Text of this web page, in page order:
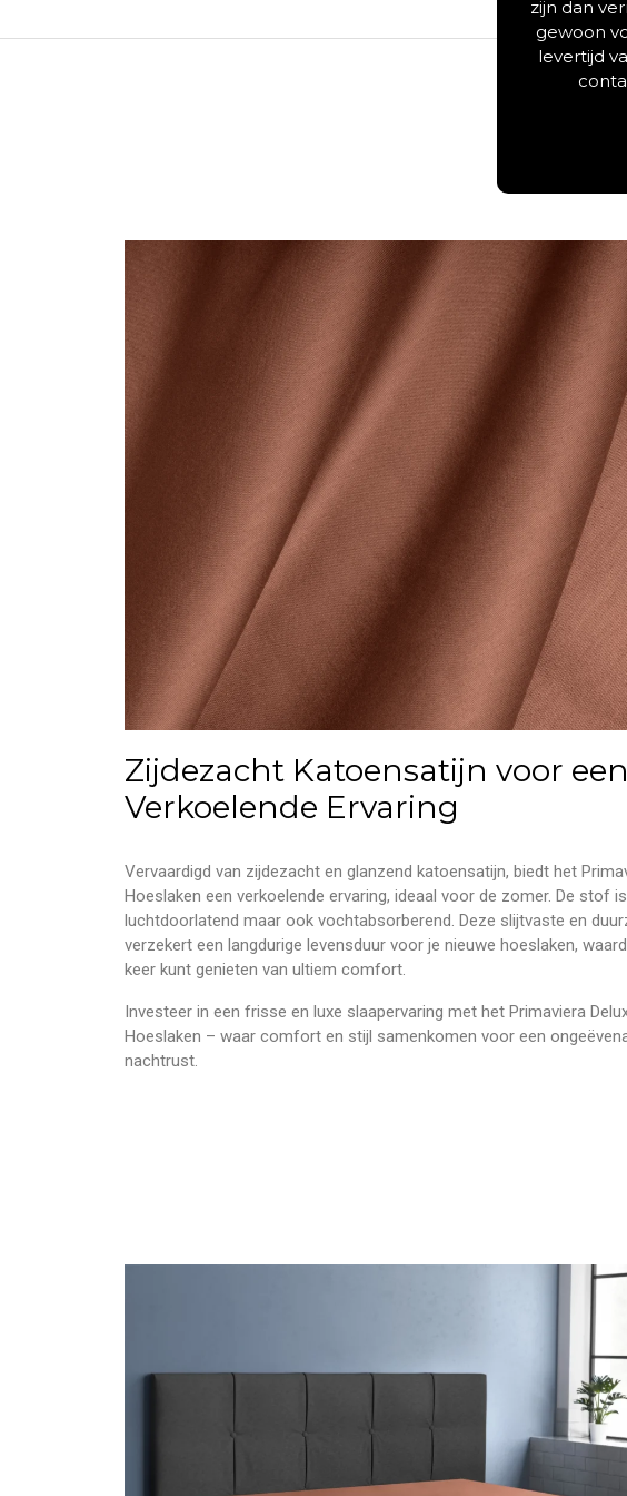
Zijdezacht Katoensatijn voor een
Verkoelende Ervaring
Vervaardigd van zijdezacht en glanzend katoensatijn, biedt het
Hoeslaken een verkoelende ervaring, ideaal voor de zomer. De stof
luchtdoorlatend maar ook vochtabsorberend. Deze slijtvaste en
verzekert een langdurige levensduur voor je nieuwe hoeslaken,
keer kunt genieten van ultiem comfort.
Investeer in een frisse en luxe slaapervaring met het Primaviera
Hoeslaken – waar comfort en stijl samenkomen voor een
nachtrust.
zijn dan
gewoon
levertijd